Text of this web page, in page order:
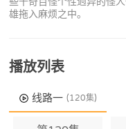
雄拖入麻烦之中。
播放列表
线路一 (120集)